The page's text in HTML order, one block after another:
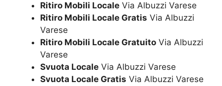
Ritiro Mobili Locale Via Albuzzi Varese
Ritiro Mobili Locale Gratis Via Albuzzi
Varese
Ritiro Mobili Locale Gratuito Via Albuzzi
Varese
Svuota Locale Via Albuzzi Varese
Svuota Locale Gratis Via Albuzzi Varese